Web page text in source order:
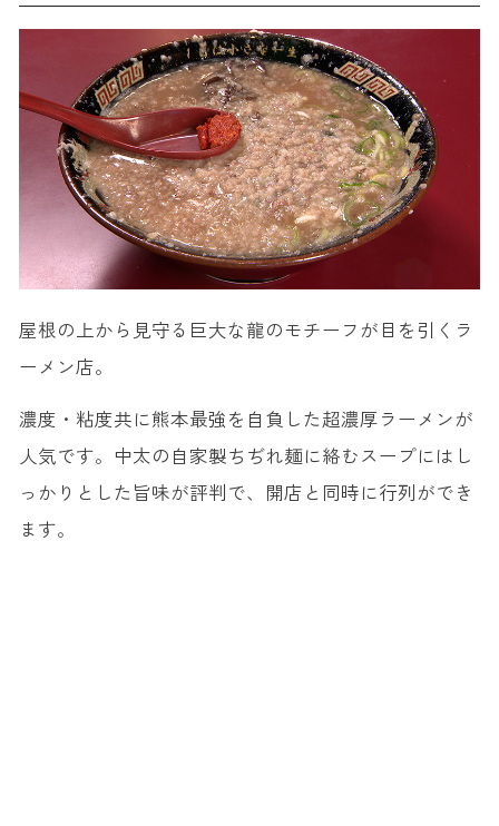
屋根の上から見守る巨大な龍のモチーフが目を引くラ
ーメン店。
濃度・粘度共に熊本最強を自負した超濃厚ラーメンが
人気です。中太の自家製ちぢれ麺に絡むスープにはし
っかりとした旨味が評判で、開店と同時に行列ができ
ます。